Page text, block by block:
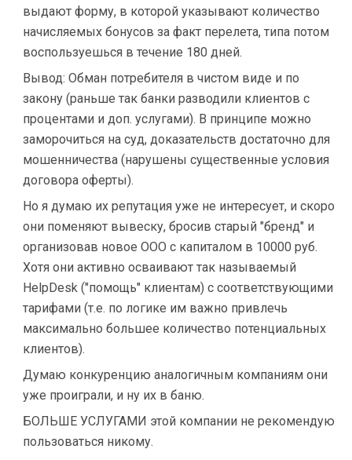
выдают форму, в которой указывают количество
начисляемых бонусов за факт перелета, типа потом
воспользуешься в течение 180 дней.
Вывод: Обман потребителя в чистом виде и по
закону (раньше так банки разводили клиентов с
процентами и доп. услугами). В принципе можно
заморочиться на суд, доказательств достаточно для
мошенничества (нарушены существенные условия
договора оферты).
Но я думаю их репутация уже не интересует, и скоро
они поменяют вывеску, бросив старый "бренд" и
организовав новое ООО с капиталом в 10000 руб.
Хотя они активно осваивают так называемый
HelpDesk ("помощь" клиентам) с соответствующими
тарифами (т.е. по логике им важно привлечь
максимально большее количество потенциальных
клиентов).
Думаю конкуренцию аналогичным компаниям они
уже проиграли, и ну их в баню.
БОЛЬШЕ УСЛУГАМИ этой компании не рекомендую
пользоваться никому.